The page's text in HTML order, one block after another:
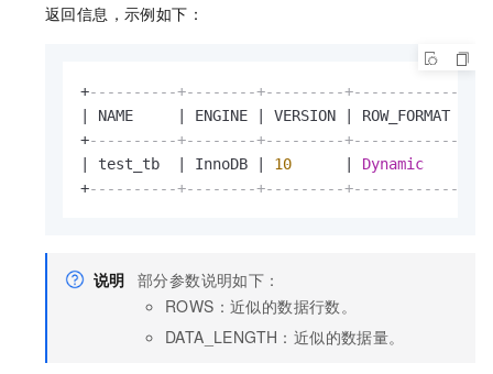
返回信息，示例如下：
+----------+--------+---------+------------
NAME ENGINE VERSION ROW_FORMAT
+----------+--------+---------+------------
test_tb InnoDB 10 Dynamic
+----------+--------+---------+------------
说明 部分参数说明如下：
ROWS：近似的数据行数。
DATA_LENGTH：近似的数据量。